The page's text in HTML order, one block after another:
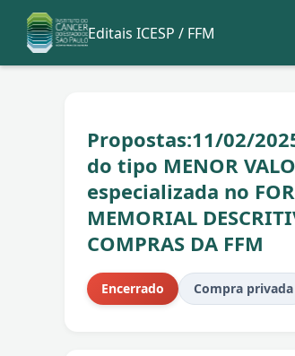
Editais ICESP / FFM
Propostas:11/02/
do tipo MENOR
especializada no
MEMORIAL
COMPRAS DA FFM
Encerrado Compra privada